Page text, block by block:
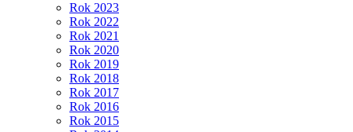
Rok 2023
Rok 2022
Rok 2021
Rok 2020
Rok 2019
Rok 2018
Rok 2017
Rok 2016
Rok 2015